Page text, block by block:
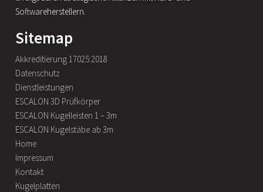
Softwareherstellern.
Sitemap
Akkreditierung 17025:2018
Datenschutz
Dienstleistungen
ESCALON 3D Prüfkörper
ESCALON Kugelleisten 1 – 3m
ESCALON Kugelstäbe ab 3m
Home
Impressum
Kontakt
Kugelplatten